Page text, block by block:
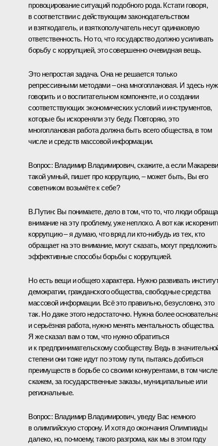
провоцирование ситуаций подобного рода. Кстати говоря,
в соответствии с действующим законодательством
и взяткодатель, и взяткополучатель несут одинаковую
ответственность. Но то, что государство должно усиливать
борьбу с коррупцией, это совершенно очевидная вещь.
Это непростая задача. Она не решается только
репрессивными методами – она многоплановая. И здесь
говорить и о воспитательном компоненте, и о создании
соответствующих экономических условий и инструментов,
которые бы искореняли эту беду. Повторяю, это
многоплановая работа должна быть всего общества, в том
числе и средств массовой информации.
Вопрос: Владимир Владимирович, скажите, а если
такой умный, пишет про коррупцию, – может быть, Вы его
советником возьмёте к себе?
В.Путин: Вы понимаете, дело в том, что то, что люди
внимание на эту проблему, уже неплохо. А вот как
коррупцию – я думаю, что вряд ли кто‑нибудь из тех, кто
обращает на это внимание, могут сказать, могут предложить
эффективные способы борьбы с коррупцией.
Но есть вещи и общего характера. Нужно развивать
демократии, гражданского общества, свободные средства
массовой информации. Всё это правильно, безусловно, это
так. Но даже этого недостаточно. Нужна более
и серьёзная работа, нужно менять ментальность общества.
Я же сказал вам о том, что нужно обратиться
и к предпринимательскому сообществу. Ведь в
степени они тоже идут по этому пути, пытаясь добиться
преимуществ в борьбе со своими конкурентами, в том
скажем, за государственные заказы, муниципальные или
региональные.
Вопрос: Владимир Владимирович, уведу Вас немного
в олимпийскую сторону. И хотя до окончания Олимпиады
далеко, но, по‑моему, такого разгрома, как мы в этом году